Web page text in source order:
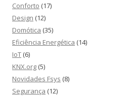
Conforto (17)
Design (12)
Domótica (35)
Eficiência Energética (14)
IoT (6)
KNX.org (5)
Novidades Fsys (8)
Segurança (12)